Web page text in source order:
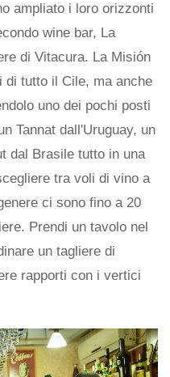
ampliato i loro orizzonti
wine bar, La
di Vitacura. La Misión
di tutto il Cile, ma anche
uno dei pochi posti
Tannat dall'Uruguay, un
dal Brasile tutto in una
tra voli di vino a
ci sono fino a 20
Prendi un tavolo nel
un tagliere di
rapporti con i vertici